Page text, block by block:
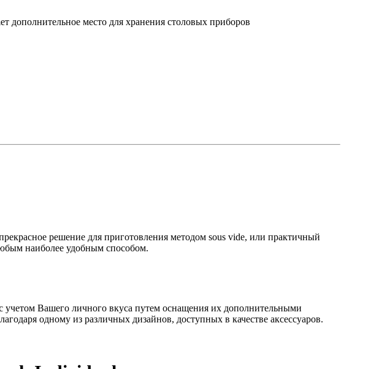
дополнительное место для хранения столовых приборов
решение для приготовления методом sous vide, или практичный
наиболее удобным способом.
учетом Вашего личного вкуса путем оснащения их дополнительными
одному из различных дизайнов, доступных в качестве аксессуаров.